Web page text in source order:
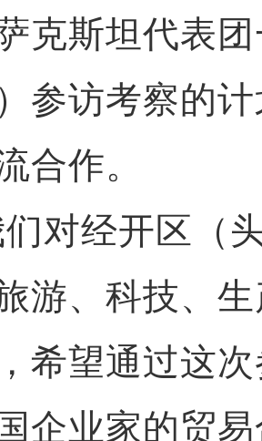
克斯坦代表
）参访考察的
合作。
经开区（头
游、科技、
希望通过这
企业家的贸